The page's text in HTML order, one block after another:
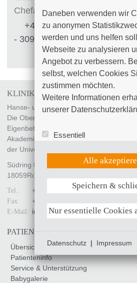
Chefarztsekretariat
+49 (0)381 4401 - 3000 |
- 3099
KLINIKUM SÜDSTADT ROSTOCK
Hanse- und Universitätsstadt Rostock
Die Oberbürgermeisterin
Eigenbetrieb „Klinikum Südstadt Rostock“
Akademisches Lehrkrankenhaus
der Universität Rostock
Südring 81
18059Rostock
Tel.: +49 (0)381 4401 - 0
Fax: +49 (0)381 4401 - 7799
E-Mail: info @kliniksued-rostock.de
PATIENTEN & BESUCHER
Übersicht
Patienteninfo
Service & Unterstützung
Babygalerie
Daneben verwenden wir
zu anonymen
werden und uns helfen
Webseite zu analysieren
Angebot zu verbessern.
selbst, welchen Cookies
zustimmen möchten.
Weitere Informationen
unserer
Essentiell
UX (Hotjar)
Weitere
Alle
Speichern &
Nur essentielle Cookies
Datenschutz | Impressum